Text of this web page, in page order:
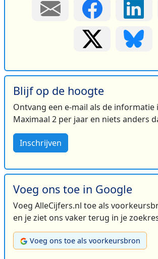
Blijf op de hoogte
Ontvang een e-mail als de informatie
Maximaal 2 per jaar en niets anders
Inschrijven
Voeg ons toe in Google
Voeg AlleCijfers.nl toe als
en je ziet ons vaker terug in je
Voeg ons toe als voorkeursbron